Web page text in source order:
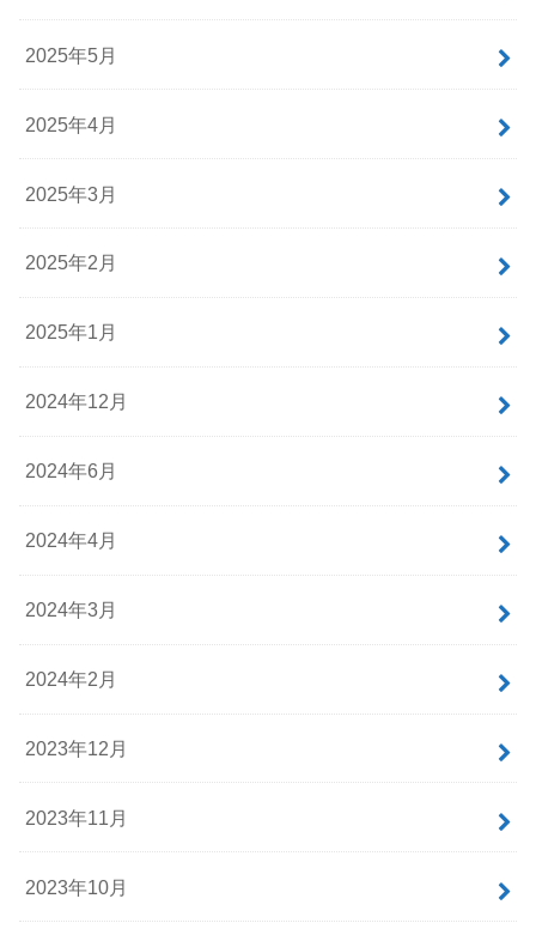
2025年5月
2025年4月
2025年3月
2025年2月
2025年1月
2024年12月
2024年6月
2024年4月
2024年3月
2024年2月
2023年12月
2023年11月
2023年10月